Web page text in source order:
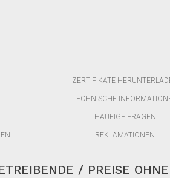
ZERTIFIKATE
TECHNISCHE
HÄUFIGE FRAGEN
REKLAMATIONEN
/ PREISE